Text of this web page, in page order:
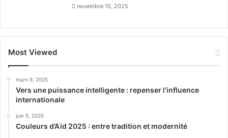
novembre 10, 2025
Most Viewed
mars 9, 2025
Vers une puissance intelligente : repenser l’influence
internationale
juin 5, 2025
Couleurs d’Aïd 2025 : entre tradition et modernité